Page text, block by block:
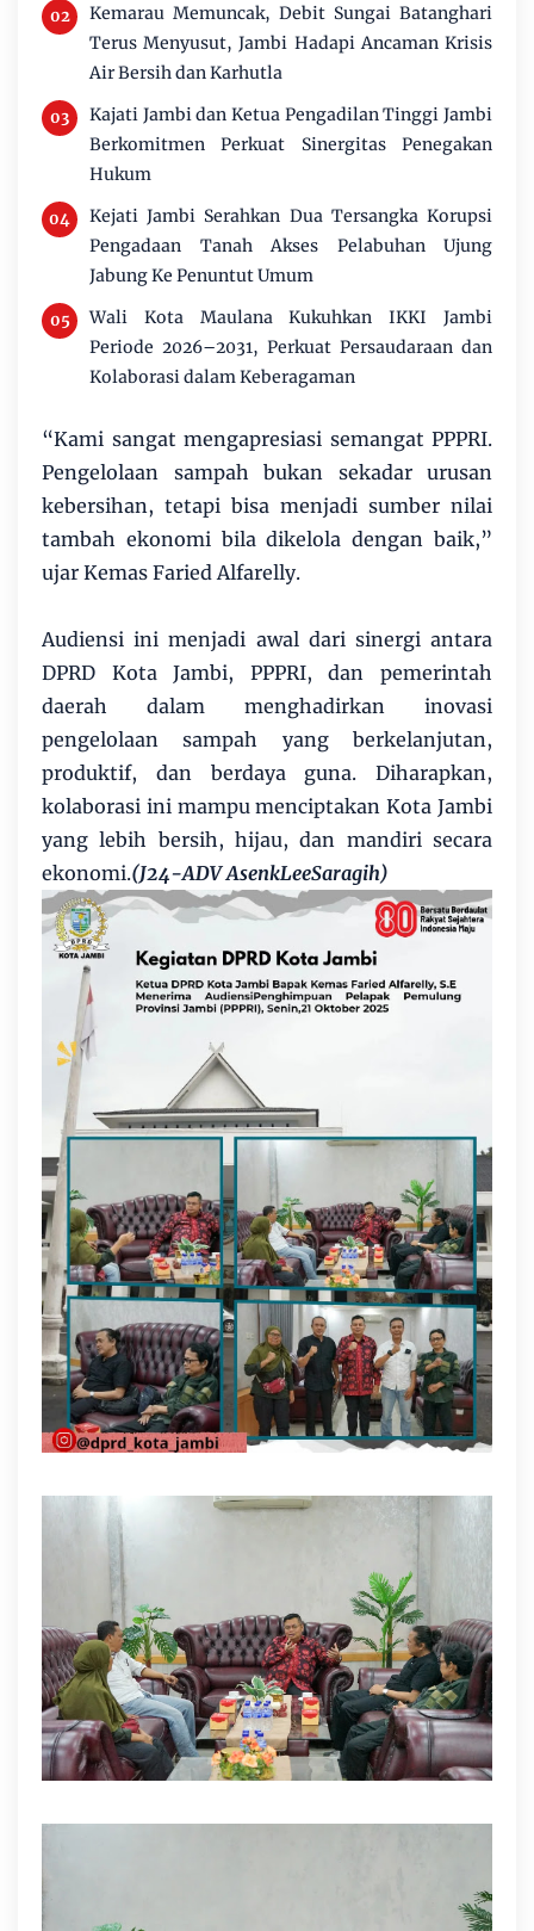
Kemarau Memuncak, Debit Sungai Batanghari
Terus Menyusut, Jambi Hadapi Ancaman Krisis
Air Bersih dan Karhutla
Kajati Jambi dan Ketua Pengadilan Tinggi Jambi
Berkomitmen Perkuat Sinergitas Penegakan
Hukum
Kejati Jambi Serahkan Dua Tersangka Korupsi
Pengadaan Tanah Akses Pelabuhan Ujung
Jabung Ke Penuntut Umum
Wali Kota Maulana Kukuhkan IKKI Jambi
Periode 2026–2031, Perkuat Persaudaraan dan
Kolaborasi dalam Keberagaman
“Kami sangat mengapresiasi semangat PPPRI.
Pengelolaan sampah bukan sekadar urusan
kebersihan, tetapi bisa menjadi sumber nilai
tambah ekonomi bila dikelola dengan baik,”
ujar Kemas Faried Alfarelly.
Audiensi ini menjadi awal dari sinergi antara
DPRD Kota Jambi, PPPRI, dan pemerintah
daerah dalam menghadirkan inovasi
pengelolaan sampah yang berkelanjutan,
produktif, dan berdaya guna. Diharapkan,
kolaborasi ini mampu menciptakan Kota Jambi
yang lebih bersih, hijau, dan mandiri secara
ekonomi.(J24-ADV AsenkLeeSaragih)